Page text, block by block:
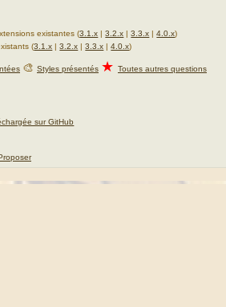
existantes (3.1.x |3.2.x |3.3.x |4.0.x)
(3.1.x |3.2.x |3.3.x |4.0.x)
🎨 Styles présentés ★ Toutes autres questions
sur GitHub